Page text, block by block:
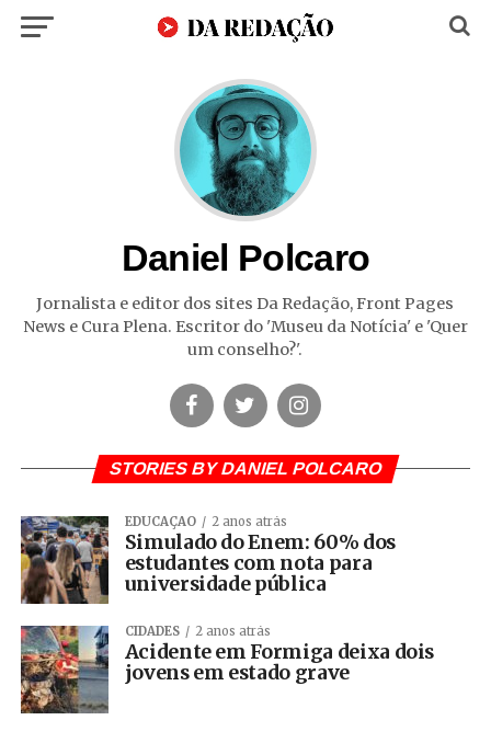
Daniel Polcaro
Jornalista e editor dos sites Da Redação, Front Pages
News e Cura Plena. Escritor do 'Museu da Notícia' e 'Quer
um conselho?'.
STORIES BY DANIEL POLCARO
EDUCAÇÃO 2 anos atrás
Simulado do Enem: 60% dos
estudantes com nota para
universidade pública
CIDADES 2 anos atrás
Acidente em Formiga deixa dois
jovens em estado grave